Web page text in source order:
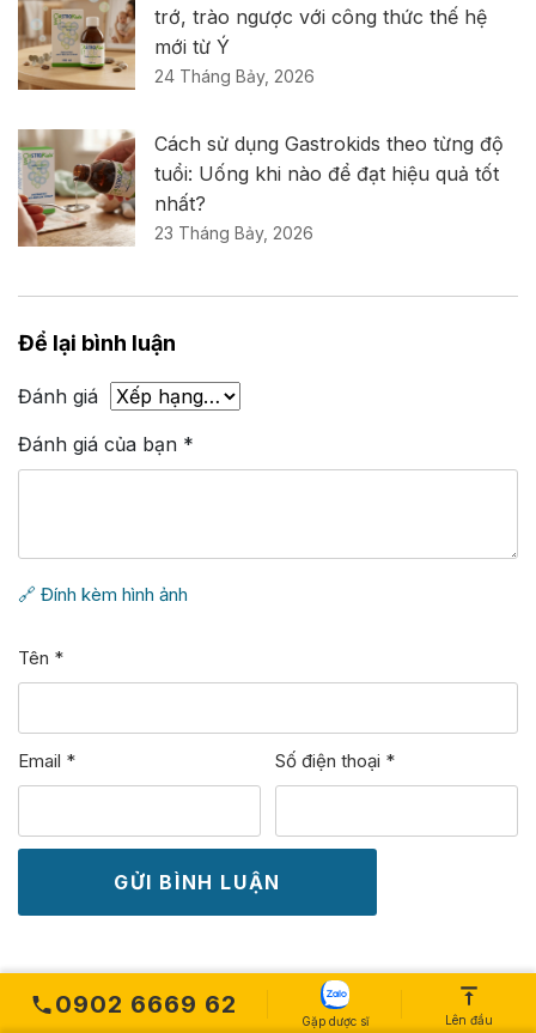
trớ, trào ngược với công thức thế hệ
mới từ Ý
24 Tháng Bảy, 2026
Cách sử dụng Gastrokids theo từng độ
tuổi: Uống khi nào để đạt hiệu quả tốt
nhất?
23 Tháng Bảy, 2026
Để lại bình luận
Đánh giá
Đánh giá của bạn *
🔗 Đính kèm hình ảnh
Tên *
Email * Số điện thoại *
0902 6669 62
Gặp dược sĩ Lên đầu